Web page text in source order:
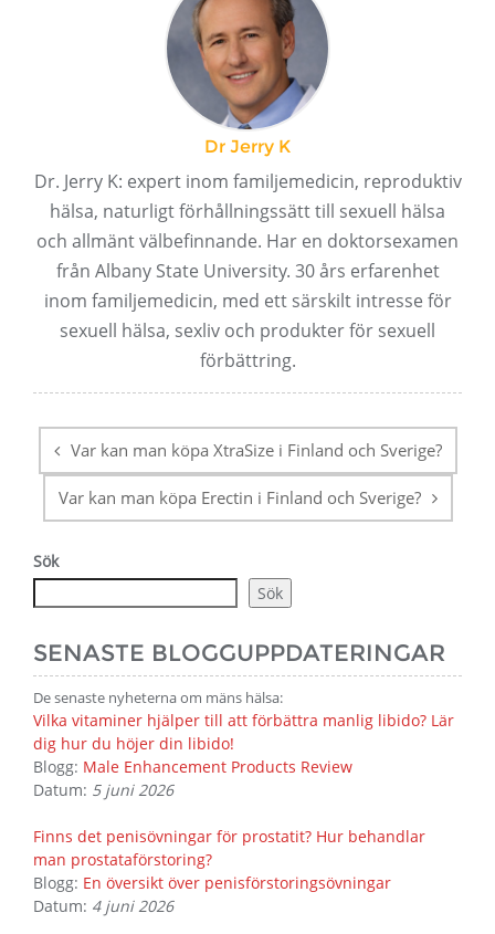
Dr Jerry K
Dr. Jerry K: expert inom familjemedicin, reproduktiv
hälsa, naturligt förhållningssätt till sexuell hälsa
och allmänt välbefinnande. Har en doktorsexamen
från Albany State University. 30 års erfarenhet
inom familjemedicin, med ett särskilt intresse för
sexuell hälsa, sexliv och produkter för sexuell
förbättring.
Var kan man köpa XtraSize i Finland och Sverige?
Var kan man köpa Erectin i Finland och Sverige?
Sök
Sök
SENASTE BLOGGUPPDATERINGAR
De senaste nyheterna om mäns hälsa:
Vilka vitaminer hjälper till att förbättra manlig libido? Lär
dig hur du höjer din libido!
Blogg: Male Enhancement Products Review
Datum: 5 juni 2026
Finns det penisövningar för prostatit? Hur behandlar
man prostataförstoring?
Blogg: En översikt över penisförstoringsövningar
Datum: 4 juni 2026